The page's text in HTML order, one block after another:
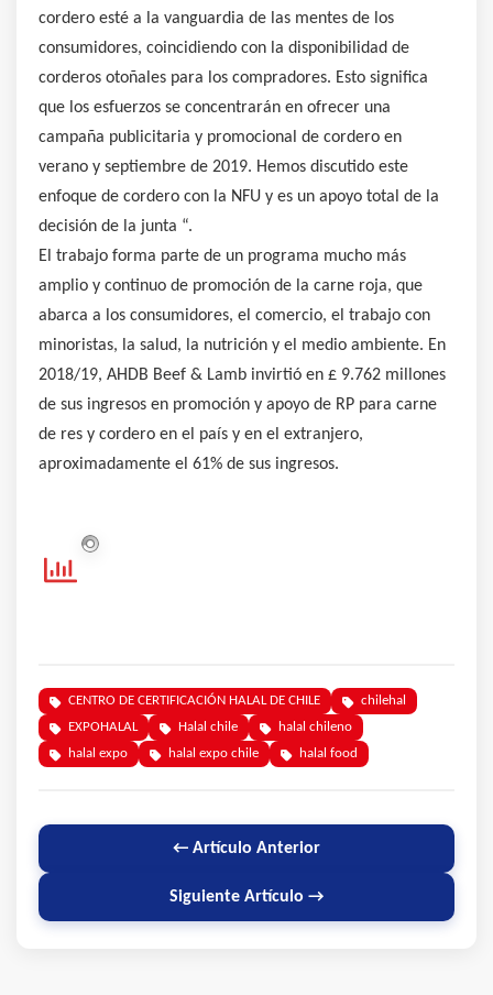
cordero esté a la vanguardia de las mentes de los
consumidores, coincidiendo con la disponibilidad de
corderos otoñales para los compradores. Esto significa
que los esfuerzos se concentrarán en ofrecer una
campaña publicitaria y promocional de cordero en
verano y septiembre de 2019. Hemos discutido este
enfoque de cordero con la NFU y es un apoyo total de la
decisión de la junta “.
El trabajo forma parte de un programa mucho más
amplio y continuo de promoción de la carne roja, que
abarca a los consumidores, el comercio, el trabajo con
minoristas, la salud, la nutrición y el medio ambiente. En
2018/19, AHDB Beef & Lamb invirtió en £ 9.762 millones
de sus ingresos en promoción y apoyo de RP para carne
de res y cordero en el país y en el extranjero,
aproximadamente el 61% de sus ingresos.
CENTRO DE CERTIFICACIÓN HALAL DE CHILE
chilehal
EXPOHALAL
Halal chile
halal chileno
halal expo
halal expo chile halal food
← Artículo Anterior
Siguiente Artículo →